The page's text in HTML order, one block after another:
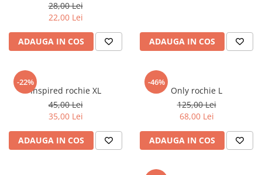
Pantaloni scurti
Rochii
Sacouri si Costume
Sport
Tricouri si maiouri
veste
28,00 Lei
22,00 Lei
ADAUGA IN COS ADAUGA IN COS
-22%
Inspired rochie XL
45,00 Lei
35,00 Lei
ADAUGA IN COS
-46%
Only rochie L
125,00 Lei
68,00 Lei
ADAUGA IN COS